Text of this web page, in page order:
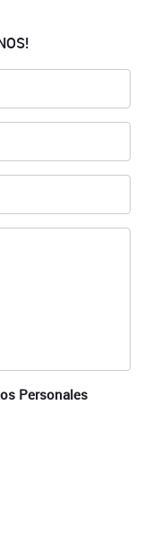
Personales